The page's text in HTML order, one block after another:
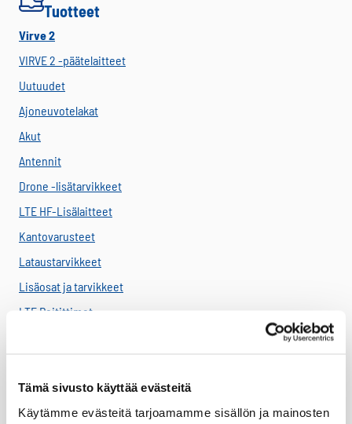
Tämä sivusto käyttää evästeitä
Käytämme evästeitä tarjoamamme sisällön ja mainosten
Tuotteet
Virve 2
VIRVE 2 -päätelaitteet
Uutuudet
Ajoneuvotelakat
Akut
Antennit
Drone -lisätarvikkeet
LTE HF-Lisälaitteet
Kantovarusteet
Lataustarvikkeet
Lisäosat ja tarvikkeet
LTE Reitittimet
Ryhmävideopalvelu
Suojakuoret